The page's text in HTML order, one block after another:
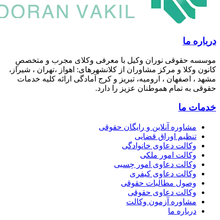
ما
حقوقی نوران وکیل با معرفی وکلای مجرب و متخصصِ
و مرکز مشاوران از کلانشهرهای: اهواز ،تهران ، شیراز،
اصفهان ، ارومیه، تبریز و کرج آمادگی ارائه کلیه خدمات
تمام هموطنان عزیز را دارد.
ما
مشاوره آنلاین و رایگان حقوقی
تنظیم اوراق قضایی
وکالت دعاوی خانوادگی
وکالت امور ملکی
وکالت دعاوی امور حِسبی
وکالت دعاوی کیفری
وصول مطالبات حقوقی
وکالت دعاوی حقوقی
مشاوره آزمون وکالت
درباره ما